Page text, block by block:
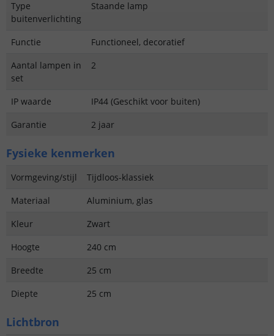
Type
buitenverlichting
Staande lamp
Functie
Functioneel, decoratief
Aantal lampen in
set
2
IP waarde
IP44 (Geschikt voor buiten)
Garantie
2 jaar
Fysieke kenmerken
Vormgeving/stijl
Tijdloos-klassiek
Materiaal
Aluminium, glas
Kleur
Zwart
Hoogte
240 cm
Breedte
25 cm
Diepte
25 cm
Lichtbron